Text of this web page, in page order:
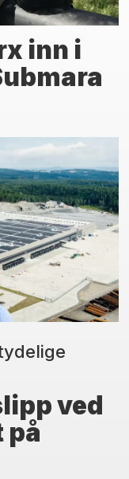
inn i
ved
på